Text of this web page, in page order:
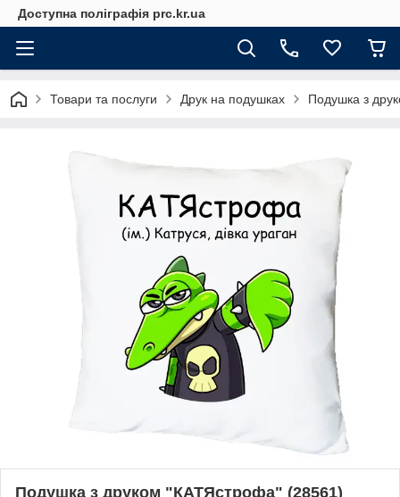
Доступна поліграфія prc.kr.ua
Товари та послуги Друк на подушках Подушка з
Подушка з друком "КАТЯстрофа" (28561)